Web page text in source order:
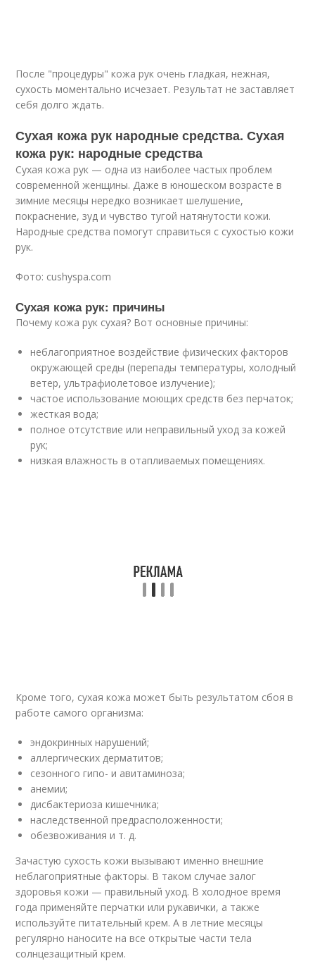
После "процедуры" кожа рук очень гладкая, нежная,
сухость моментально исчезает. Результат не заставляет
себя долго ждать.
Сухая кожа рук народные средства. Сухая
кожа рук: народные средства
Сухая кожа рук — одна из наиболее частых проблем
современной женщины. Даже в юношеском возрасте в
зимние месяцы нередко возникает шелушение,
покраснение, зуд и чувство тугой натянутости кожи.
Народные средства помогут справиться с сухостью кожи
рук.
Фото: cushyspa.com
Сухая кожа рук: причины
Почему кожа рук сухая? Вот основные причины:
неблагоприятное воздействие физических факторов
окружающей среды (перепады температуры, холодный
ветер, ультрафиолетовое излучение);
частое использование моющих средств без перчаток;
жесткая вода;
полное отсутствие или неправильный уход за кожей
рук;
низкая влажность в отапливаемых помещениях.
Кроме того, сухая кожа может быть результатом сбоя в
работе самого организма:
эндокринных нарушений;
аллергических дерматитов;
сезонного гипо- и авитаминоза;
анемии;
дисбактериоза кишечника;
наследственной предрасположенности;
обезвоживания и т. д.
Зачастую сухость кожи вызывают именно внешние
неблагоприятные факторы. В таком случае залог
здоровья кожи — правильный уход. В холодное время
года применяйте перчатки или рукавички, а также
используйте питательный крем. А в летние месяцы
регулярно наносите на все открытые части тела
солнцезащитный крем.